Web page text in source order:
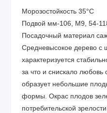
Морозостойкость 35°C
Подвой мм-106, М9, 54-
Посадочный материал
Средневысокое дерево с
характеризуется
за что и снискало
образует небольшие
формы. Окрас плодов
потребительской